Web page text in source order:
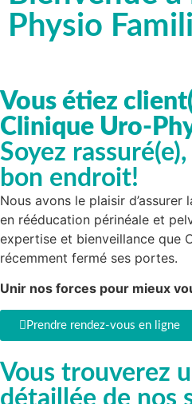
Physio
Vous étiez
Clinique Uro-
Soyez
bon endroit!
Nous avons le plaisir
en rééducation périnéale et
expertise et bienveillance que
récemment fermé ses portes.
Unir nos forces pour mieux
Prendre rendez-vous en ligne
Vous trouverez
détaillée de nos